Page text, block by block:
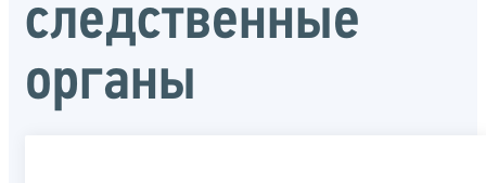
следственные
органы